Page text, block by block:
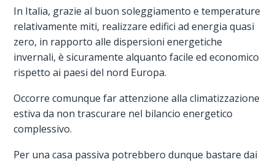
In Italia, grazie al buon soleggiamento e temperature
relativamente miti, realizzare edifici ad energia quasi
zero, in rapporto alle dispersioni energetiche
invernali, è sicuramente alquanto facile ed economico
rispetto ai paesi del nord Europa.
Occorre comunque far attenzione alla climatizzazione
estiva da non trascurare nel bilancio energetico
complessivo.
Per una casa passiva potrebbero dunque bastare dai